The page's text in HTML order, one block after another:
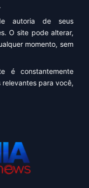
autoria de seus
O site pode alterar,
momento, sem
é constantemente
para você,